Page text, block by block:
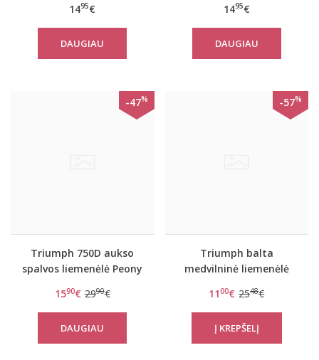
miego palaidinė Mix
Match LSL TOP 02
1495€
DAUGIAU
medvilninė miego
palaidinė Mix Match LSL
TOP Chest Pocket 01
1495€
DAUGIAU
-47%
Triumph 750D aukso
spalvos liemenėlė Peony
1590€ 2990€
DAUGIAU
-57%
Triumph balta
medvilninė liemenėlė
1100€ 2548€